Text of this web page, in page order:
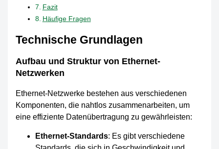
Fazit
Häufige Fragen
Technische Grundlagen
Aufbau und Struktur von Ethernet-
Netzwerken
Ethernet-Netzwerke bestehen aus verschiedenen
Komponenten, die nahtlos zusammenarbeiten, um
eine effiziente Datenübertragung zu gewährleisten:
Ethernet-Standards: Es gibt verschiedene